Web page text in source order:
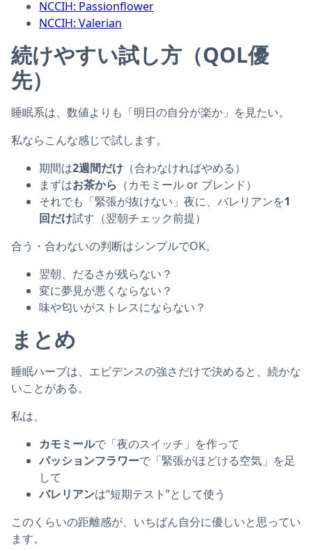
NCCIH: Passionflower
NCCIH: Valerian
続けやすい試し方（QOL優
先）
睡眠系は、数値よりも「明日の自分が楽か」を見たい。
私ならこんな感じで試します。
期間は2週間だけ （合わなければやめる）
まずはお茶から （カモミール or ブレンド）
それでも「緊張が抜けない」夜に、バレリアンを1
回だけ試す（翌朝チェック前提）
合う・合わないの判断はシンプルでOK。
翌朝、だるさが残らない？
変に夢見が悪くならない？
味や匂いがストレスにならない？
まとめ
睡眠ハーブは、エビデンスの強さだけで決めると、続かな
いことがある。
私は、
カモミールで「夜のスイッチ」を作って
パッションフラワーで「緊張がほどける空気」を足
して
バレリアンは“短期テスト”として使う
このくらいの距離感が、いちばん自分に優しいと思ってい
ます。